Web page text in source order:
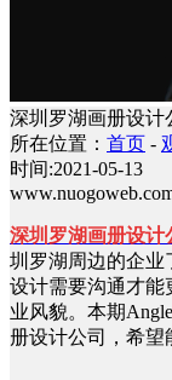
深圳罗湖画册设
所在位置： 首页 -
时间:2021-05-
深圳罗湖画册设计
圳罗湖周边的企业
设计需要沟通才能
业风貌。本期
册设计公司，希望